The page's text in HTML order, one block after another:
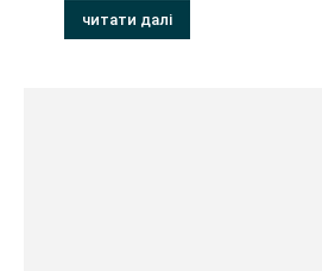
читати далі